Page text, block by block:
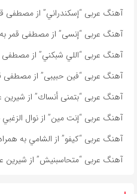
آهنگ عربی “إسكندراني” از مصطفى
آهنگ عربی “إنسى” از مصطفى قمر
آهنگ عربی “اللي شبكني” از مصطفى
آهنگ عربی “فين حبيبى” از مصطفى
آهنگ عربی “بتمنى أنساك” از
آهنگ عربی “إنت مين” از نوال
آهنگ عربی “كيفو” از الشامي به
آهنگ عربی “متحاسبنیش” از شیرین